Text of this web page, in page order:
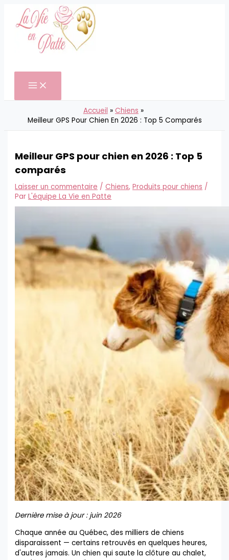
contenu
Accueil
Chiens
Meilleur GPS Pour Chien En 2026 : Top 5 Comparés
Meilleur GPS pour chien en 2026 : Top 5
comparés
Laisser un commentaire /Chiens,Produits pour chiens /
ParL'équipe La Vie en Patte
Dernière mise à jour : juin 2026
Chaque année au Québec, des milliers de chiens
disparaissent — certains retrouvés en quelques heures,
d'autres jamais. Un chien qui saute la clôture au chalet,